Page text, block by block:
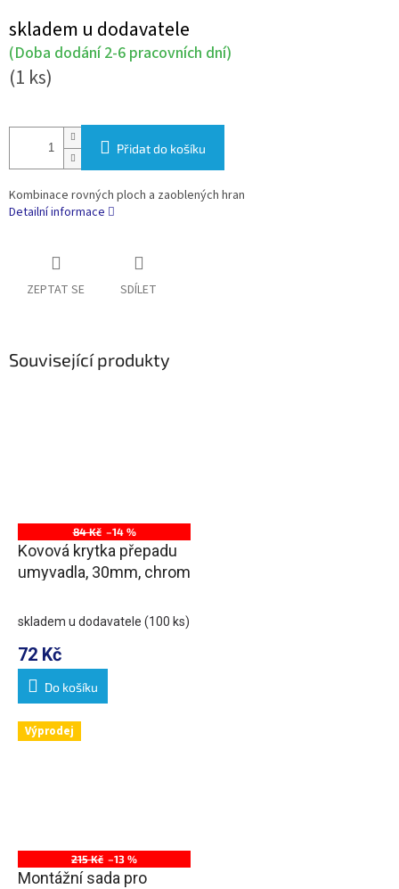
cena:
skladem u dodavatele
(Doba dodání 2-6 pracovních dní)
(1 ks)
Přidat do košíku
Kombinace rovných ploch a zaoblených hran
Detailní informace
ZEPTAT SE SDÍLET
Související produkty
84 Kč –14 %
Kovová krytka přepadu
umyvadla, 30mm, chrom
skladem u dodavatele (100 ks)
72 Kč
Do košíku
Výprodej
215 Kč –13 %
Montážní sada pro